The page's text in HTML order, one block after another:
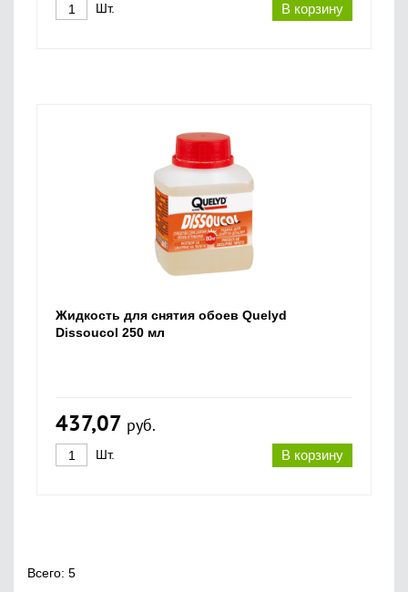
В корзину
Шт.
Жидкость для снятия обоев Quelyd
Dissoucol 250 мл
437,07 руб.
В корзину
Шт.
Всего: 5